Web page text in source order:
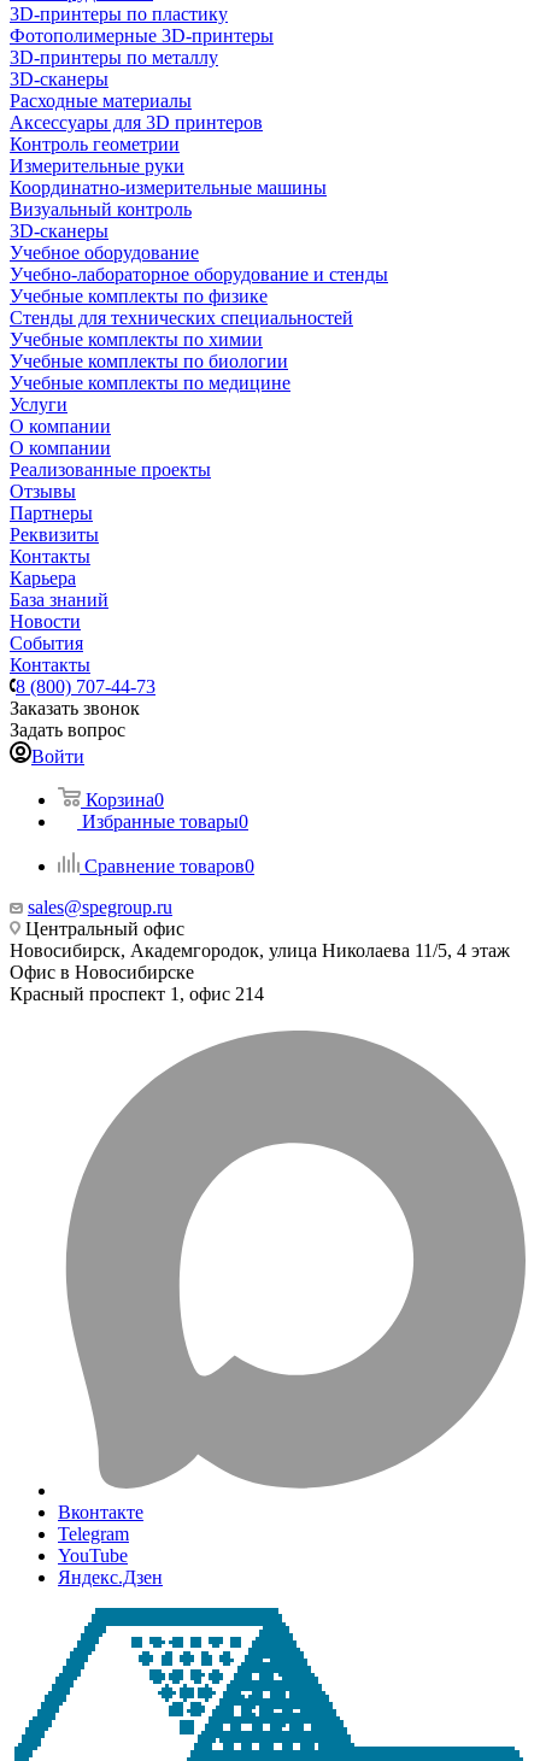
3D-принтеры по пластику
Фотополимерные 3D-принтеры
3D-принтеры по металлу
3D-сканеры
Расходные материалы
Аксессуары для 3D принтеров
Контроль геометрии
Измерительные руки
Координатно-измерительные машины
Визуальный контроль
3D-сканеры
Учебное оборудование
Учебно-лабораторное оборудование и стенды
Учебные комплекты по физике
Стенды для технических специальностей
Учебные комплекты по химии
Учебные комплекты по биологии
Учебные комплекты по медицине
Услуги
О компании
О компании
Реализованные проекты
Отзывы
Партнеры
Реквизиты
Контакты
Карьера
База знаний
Новости
События
Контакты
8 (800) 707-44-73
Заказать звонок
Задать вопрос
Войти
Корзина0
Избранные товары0
Сравнение товаров0
sales@spegroup.ru
Центральный офис
Новосибирск, Академгородок, улица Николаева 11/5, 4 этаж
Офис в Новосибирске
Красный проспект 1, офис 214
Вконтакте
Telegram
YouTube
Яндекс.Дзен